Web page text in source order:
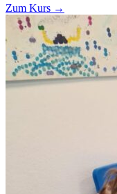
Zum Kurs →